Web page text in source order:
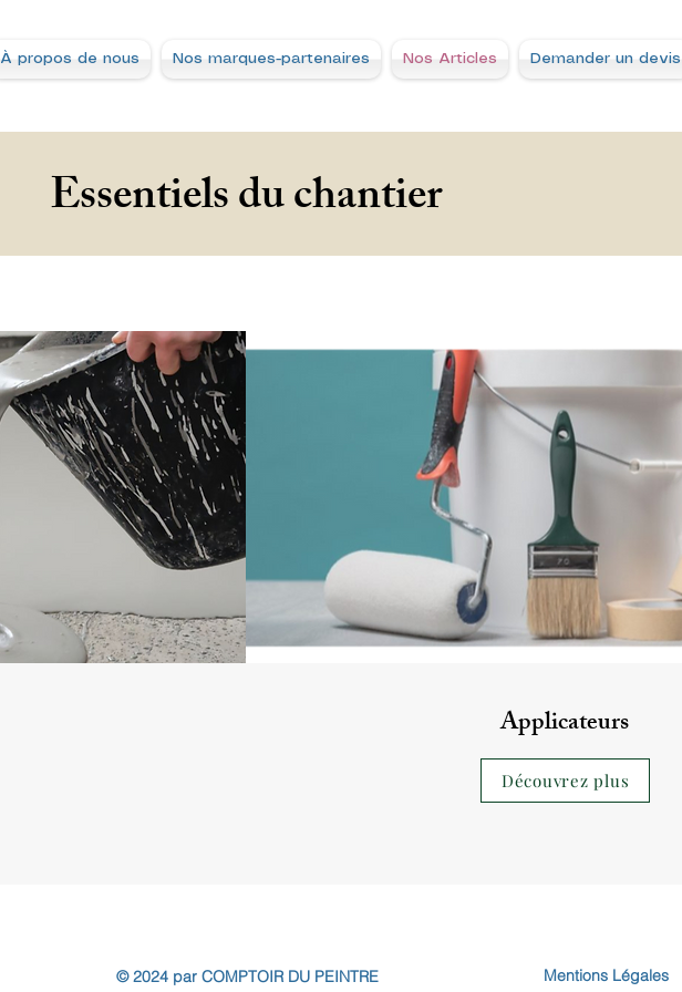
À propos de nous Nos marques-partenaires Nos Articles Demander un devis
Essentiels du chantier
Applicateurs
Découvrez plus
© 2024 par COMPTOIR DU PEINTRE Mentions Légales